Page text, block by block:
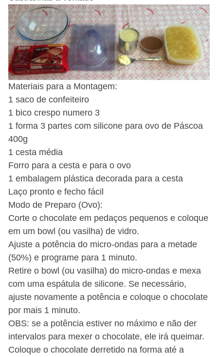
Materiais para a Montagem:
1 saco de confeiteiro
1 bico crespo numero 3
1 forma 3 partes com silicone para ovo de Páscoa
400g
1 cesta média
Forro para a cesta e para o ovo
1 embalagem plástica decorada para a cesta
Laço pronto e fecho fácil
Modo de Preparo (Ovo):
Corte o chocolate em pedaços pequenos e coloque
em um bowl (ou vasilha) de vidro.
Ajuste a potência do micro-ondas para a metade
(50%) e programe para 1 minuto.
Retire o bowl (ou vasilha) do micro-ondas e mexa
com uma espátula de silicone. Se necessário,
ajuste novamente a potência e coloque o chocolate
por mais 1 minuto.
OBS: se a potência estiver no máximo e não der
intervalos para mexer o chocolate, ele irá queimar.
Coloque o chocolate derretido na forma até a